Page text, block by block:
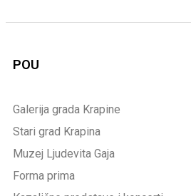
POU
Galerija grada Krapine
Stari grad Krapina
Muzej Ljudevita Gaja
Forma prima